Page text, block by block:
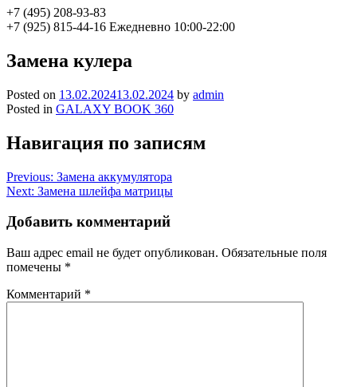
+7 (495) 208-93-83
+7 (925) 815-44-16 Ежедневно 10:00-22:00
Замена кулера
Posted on 13.02.202413.02.2024 by admin
Posted in GALAXY BOOK 360
Навигация по записям
Previous: Замена аккумулятора
Next: Замена шлейфа матрицы
Добавить комментарий
Ваш адрес email не будет опубликован. Обязательные поля
помечены *
Комментарий *